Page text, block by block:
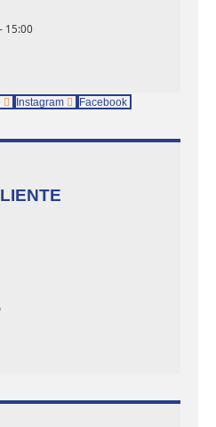
15:00
Instagram Facebook